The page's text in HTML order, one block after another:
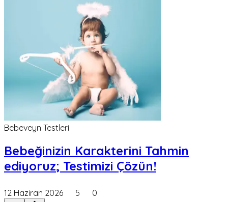
Bebeveyn Testleri
Bebeğinizin Karakterini Tahmin
ediyoruz; Testimizi Çözün!
12 Haziran 2026 5 0